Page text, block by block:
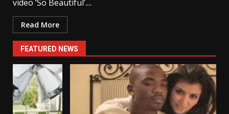
video ‘So Beautiful’....
Read More
FEATURED NEWS